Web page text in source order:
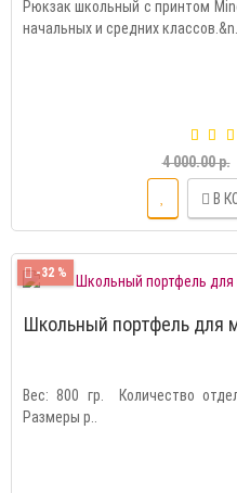
Рюкзак школьный с принтом
начальных и средних
4 000.00 р.
В
-32 %
Школьный портфель для
Вес: 800 гр. Количество
Размеры р..